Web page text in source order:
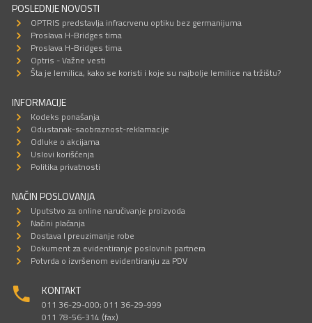
POSLEDNJE NOVOSTI
OPTRIS predstavlja infracrvenu optiku bez germanijuma
Proslava H-Bridges tima
Proslava H-Bridges tima
Optris - Važne vesti
Šta je lemilica, kako se koristi i koje su najbolje lemilice na tržištu?
INFORMACIJE
Kodeks ponašanja
Odustanak-saobraznost-reklamacije
Odluke o akcijama
Uslovi korišćenja
Politika privatnosti
NAČIN POSLOVANJA
Uputstvo za online naručivanje proizvoda
Načini plaćanja
Dostava I preuzimanje robe
Dokument za evidentiranje poslovnih partnera
Potvrda o izvršenom evidentiranju za PDV
KONTAKT
011 36-29-000; 011 36-29-999
011 78-56-314 (fax)